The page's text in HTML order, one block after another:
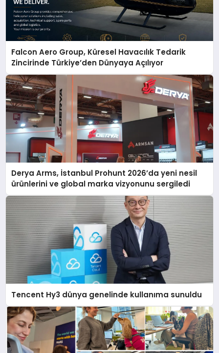
Falcon Aero Group, Küresel Havacılık Tedarik
Zincirinde Türkiye’den Dünyaya Açılıyor
Derya Arms, İstanbul Prohunt 2026’da yeni nesil
ürünlerini ve global marka vizyonunu sergiledi
Tencent Hy3 dünya genelinde kullanıma sunuldu